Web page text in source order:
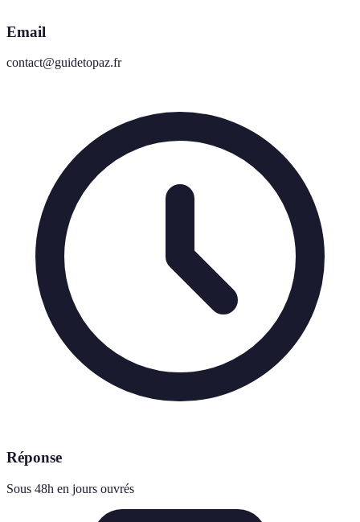
Email
contact@guidetopaz.fr
Réponse
Sous 48h en jours ouvrés